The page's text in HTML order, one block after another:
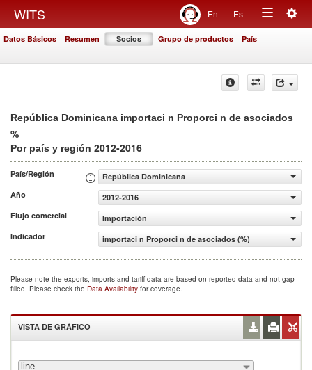
WITS En Es
Toggle
Datos Básicos Resumen Socios Grupo de productos País
República Dominicana importaci n Proporci n de asociados
%
Por país y región 2012-2016
País/Región
República Dominicana
Año
2012-2016
Flujo comercial
Importación
Indicador
importaci n Proporci n de asociados (%)
Please note the exports, imports and tariff data are based on reported data and not gap
filled. Please check the Data Availability for coverage.
VISTA DE GRÁFICO
line